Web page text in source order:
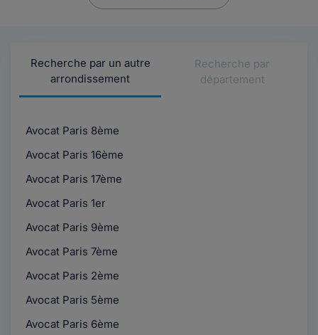
Recherche par un autre
arrondissement
Recherche par
département
Avocat Paris 8ème
Avocat Paris 16ème
Avocat Paris 17ème
Avocat Paris 1er
Avocat Paris 9ème
Avocat Paris 7ème
Avocat Paris 2ème
Avocat Paris 5ème
Avocat Paris 6ème